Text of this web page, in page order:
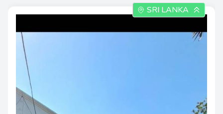
SRI LANKA